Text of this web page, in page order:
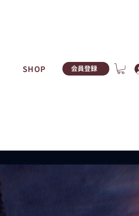
SHOP 会員登録